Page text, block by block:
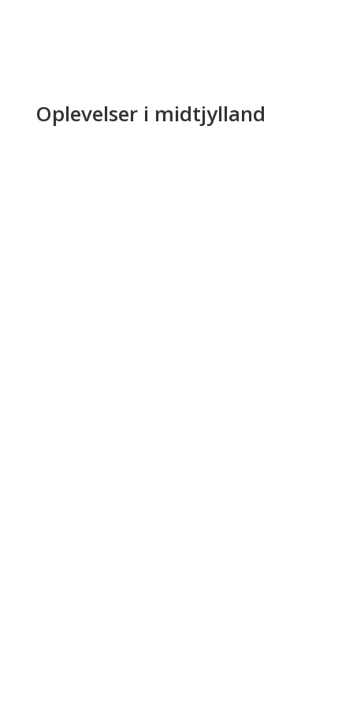
Oplevelser i midtjylland